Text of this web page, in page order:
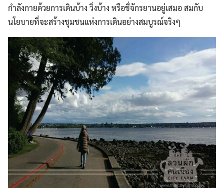
กำลังกายด้วยการเดินบ้าง วิ่งบ้าง หรือขี่จักรยานอยู่เสมอ สมกับ
นโยบายที่จะสร้างชุมชนแห่งการเดินอย่างสมบูรณ์จริงๆ